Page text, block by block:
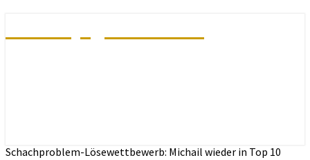
Schachproblem-Lösewettbewerb: Michail wieder in Top 10